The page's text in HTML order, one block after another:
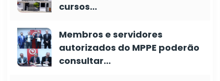
cursos…
Membros e servidores
autorizados do MPPE poderão
consultar…